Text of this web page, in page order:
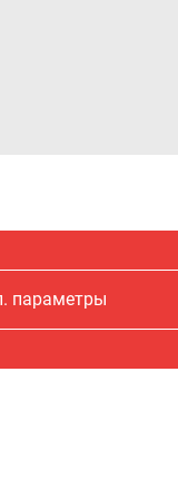
параметры